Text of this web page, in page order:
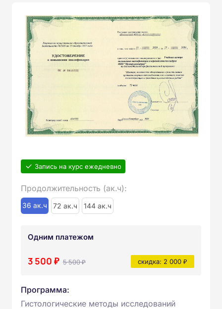
Запись на курс ежедневно
Продолжительность (ак.ч):
36 ак.ч 72 ак.ч 144 ак.ч
Одним платежом
3 500 ₽ 5 500 ₽ скидка: 2 000 ₽
Программа:
Гистологические методы исследований